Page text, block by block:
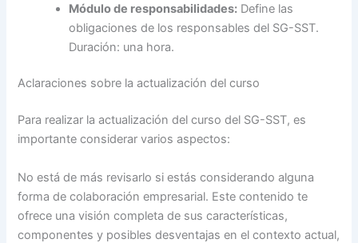
Módulo de responsabilidades: Define las
obligaciones de los responsables del SG-SST.
Duración: una hora.
Aclaraciones sobre la actualización del curso
Para realizar la actualización del curso del SG-SST, es
importante considerar varios aspectos:
No está de más revisarlo si estás considerando alguna
forma de colaboración empresarial. Este contenido te
ofrece una visión completa de sus características,
componentes y posibles desventajas en el contexto actual,